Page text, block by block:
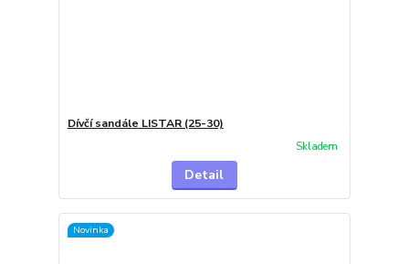
Dívčí sandále LISTAR (25-30)
Skladem
Detail
Novinka